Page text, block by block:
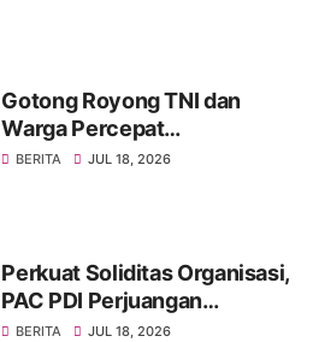
Gotong Royong TNI dan
Warga Percepat
Pembangunan Jembatan
BERITA JUL 18, 2026
Perkuat Soliditas Organisasi,
PAC PDI Perjuangan
Bumiayu Gelar Silaturahmi
BERITA JUL 18, 2026